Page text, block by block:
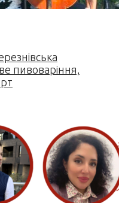
пивоваріння,